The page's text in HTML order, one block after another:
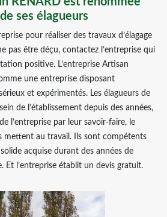
ses élagueurs
pour réaliser des travaux d’élagage
pas être déçu, contactez l’entreprise qui
positive. L’entreprise Artisan
une entreprise disposant
et expérimentés. Les élagueurs de
de l’établissement depuis des années,
l’entreprise par leur savoir-faire, le
mettent au travail. Ils sont compétents
acquise durant des années de
Et l’entreprise établit un devis gratuit.